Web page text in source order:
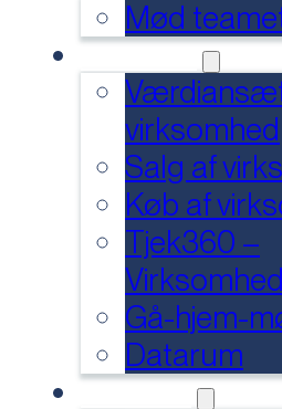
Mød
virksomhed
Salg af
Køb af
Tjek360 –
Gå-hjem-
Datarum